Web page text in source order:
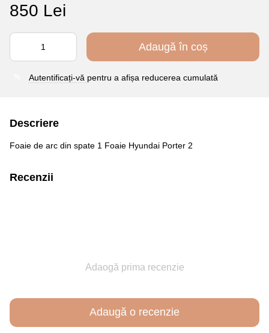
850 Lei
Adaugă în coș
Autentificați-vă pentru a afișa reducerea cumulată
Descriere
Foaie de arc din spate 1 Foaie Hyundai Porter 2
Recenzii
Adaogă prima recenzie
Adaugă o recenzie